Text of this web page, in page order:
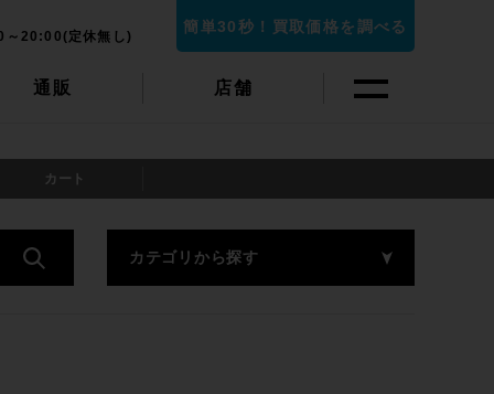
通販 店舗
～20:00(定休無し)
簡単30秒！買取価格を調べる
カート
カテゴリから探す